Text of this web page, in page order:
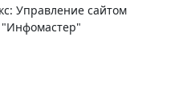
Управление сайтом
"Инфомастер"